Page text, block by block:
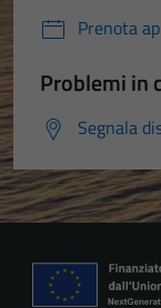
Prenota
Problemi in
Segnala